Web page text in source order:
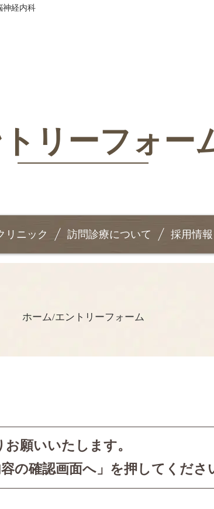
神経内科
リーフォー
リニック 訪問診療について 採用情報
ホーム/エントリーフォーム
願いいたします。
の確認画面へ」を押してくださ